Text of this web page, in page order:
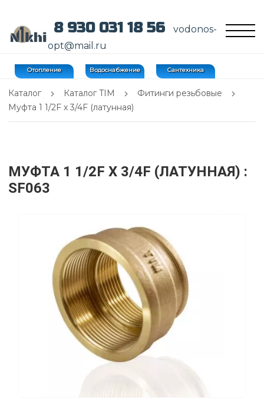
8 930 031 18 56
vodonos-
opt@mail.ru
Отопление Водоснабжение Сантехника
Каталог Каталог TIM
Фитинги резьбовые
Муфта 1 1/2F х 3/4F (латунная)
МУФТА 1 1/2F Х 3/4F (ЛАТУННАЯ) :
SF063